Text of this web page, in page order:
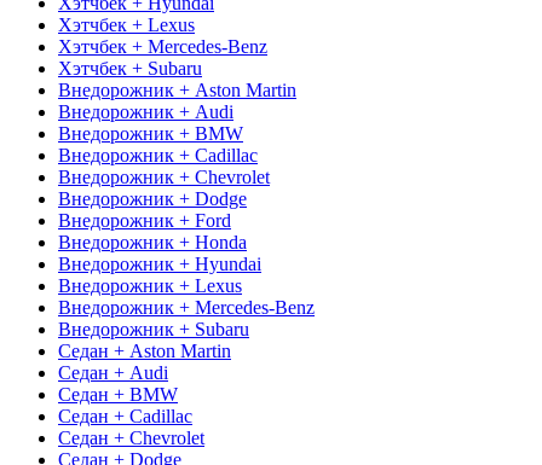
Хэтчбек + Lexus
Хэтчбек + Mercedes-Benz
Хэтчбек + Subaru
Внедорожник + Aston Martin
Внедорожник + Audi
Внедорожник + BMW
Внедорожник + Cadillac
Внедорожник + Chevrolet
Внедорожник + Dodge
Внедорожник + Ford
Внедорожник + Honda
Внедорожник + Hyundai
Внедорожник + Lexus
Внедорожник + Mercedes-Benz
Внедорожник + Subaru
Седан + Aston Martin
Седан + Audi
Седан + BMW
Седан + Cadillac
Седан + Chevrolet
Седан + Dodge